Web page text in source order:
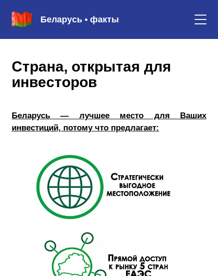
Беларусь • факты
Страна, открытая для
инвесторов
Беларусь — лучшее место для Ваших
инвестиций, потому что предлагает: